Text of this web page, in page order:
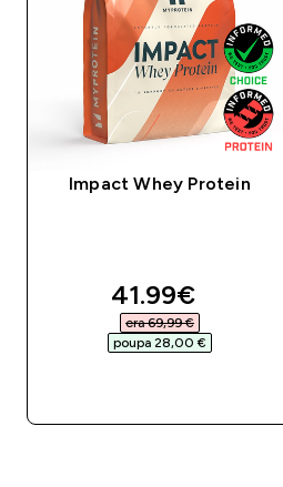
Impact Whey Protein
discounted
41.99€‎
era 69,99 €‎
poupa 28,00 €‎